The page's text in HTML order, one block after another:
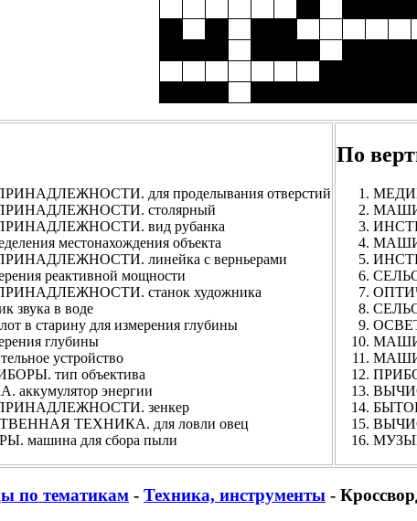
для проделывания отверстий
столярный
вид рубанка
местонахождения объекта
линейка с верньерами
реактивной мощности
станок художника
звука в воде
в старину для измерения глубины
глубины
устройство
тип объектива
энергии
зенкер
ТЕХНИКА. для ловли овец
машина для сбора пыли
По
по тематикам - Техника, инструменты -